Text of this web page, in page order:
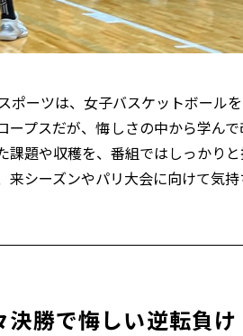
ポーツは、女子バスケットボール
ープスだが、悔しさの中から学ん
課題や収穫を、番組ではしっかり
来シーズンやパリ大会に向けて気持
決勝で悔しい逆転負け